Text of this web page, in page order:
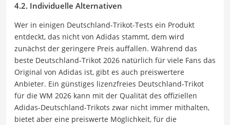
4.2. Individuelle Alternativen
Wer in einigen Deutschland-Trikot-Tests ein Produkt
entdeckt, das nicht von Adidas stammt, dem wird
zunächst der geringere Preis auffallen. Während das
beste Deutschland-Trikot 2026 natürlich für viele Fans das
Original von Adidas ist, gibt es auch preiswertere
Anbieter. Ein günstiges lizenzfreies Deutschland-Trikot
für die WM 2026 kann mit der Qualität des offiziellen
Adidas-Deutschland-Trikots zwar nicht immer mithalten,
bietet aber eine preiswerte Möglichkeit, für die